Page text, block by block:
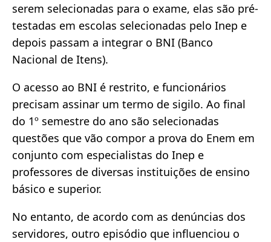
serem selecionadas para o exame, elas são pré-
testadas em escolas selecionadas pelo Inep e
depois passam a integrar o BNI (Banco
Nacional de Itens).
O acesso ao BNI é restrito, e funcionários
precisam assinar um termo de sigilo. Ao final
do 1º semestre do ano são selecionadas
questões que vão compor a prova do Enem em
conjunto com especialistas do Inep e
professores de diversas instituições de ensino
básico e superior.
No entanto, de acordo com as denúncias dos
servidores, outro episódio que influenciou o